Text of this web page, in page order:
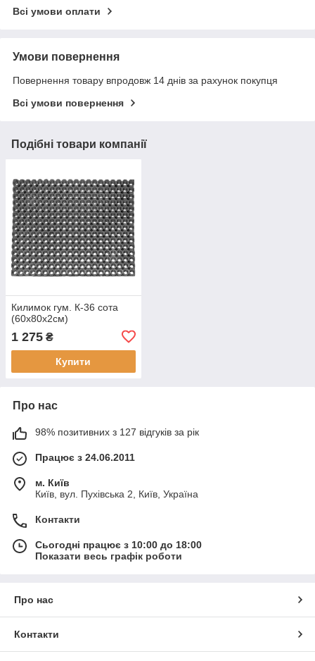
Всі умови оплати
Умови повернення
Повернення товару впродовж 14 днів за рахунок покупця
Всі умови повернення
Подібні товари компанії
Килимок гум. К-36 сота
(60х80х2см)
1 275 ₴
Купити
Про нас
98% позитивних з 127 відгуків за рік
Працює з 24.06.2011
м. Київ
Київ, вул. Пухівська 2, Київ, Україна
Контакти
Сьогодні працює з 10:00 до 18:00
Показати весь графік роботи
Про нас
Контакти